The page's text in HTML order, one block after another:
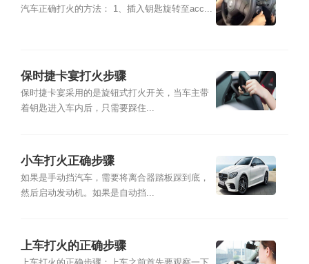
汽车正确打火的方法： 1、插入钥匙旋转至acc...
保时捷卡宴打火步骤
保时捷卡宴采用的是旋钮式打火开关，当车主带
着钥匙进入车内后，只需要踩住...
小车打火正确步骤
如果是手动挡汽车，需要将离合器踏板踩到底，
然后启动发动机。如果是自动挡...
上车打火的正确步骤